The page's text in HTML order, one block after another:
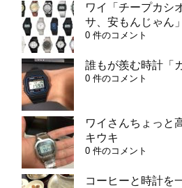
ワイ「チープカシ
サ、安もんじゃん」
0 件のコメント
誰もが羨む時計「
0 件のコメント
ワイさんちょっと
キウキ
0 件のコメント
コーヒーと時計を